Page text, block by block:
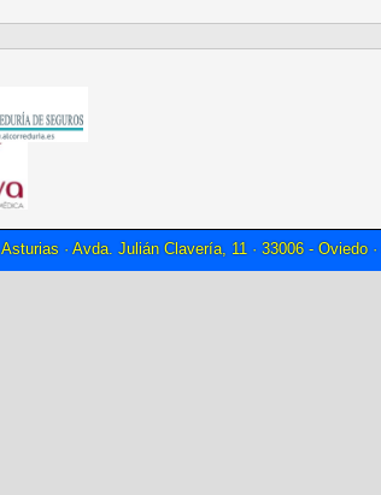
· Avda. Julián Clavería, 11 · 33006 - Oviedo ·